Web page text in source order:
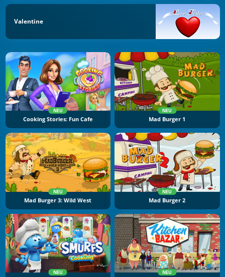
Valentine
NEU
Cooking Stories: Fun Cafe
NEU
Mad Burger 1
NEU
Mad Burger 3: Wild West
NEU
Mad Burger 2
NEU NEU